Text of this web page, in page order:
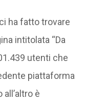
ha fatto trovare
intitolata “Da
utenti che
piattaforma
è